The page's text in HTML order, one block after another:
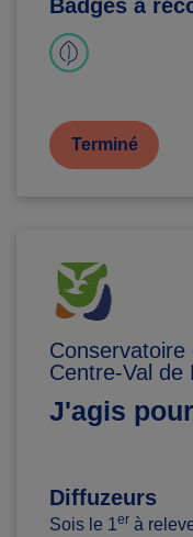
Badges à
Terminé
Centre-Val de
J'agis
Diffuzeurs
Sois le 1er à